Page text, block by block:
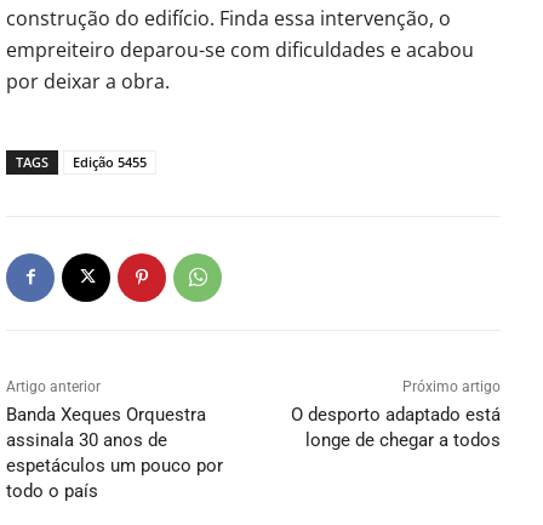
construção do edifício. Finda essa intervenção, o
empreiteiro deparou-se com dificuldades e acabou
por deixar a obra.
TAGS Edição 5455
Artigo anterior
Banda Xeques Orquestra
assinala 30 anos de
espetáculos um pouco por
todo o país
Próximo artigo
O desporto adaptado está
longe de chegar a todos